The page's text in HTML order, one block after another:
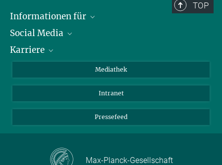
TOP
Informationen für
Journalisten
Schule
Social Media
LinkedIn
YouTube
Karriere
Mediathek
Intranet
Pressefeed
Max-Planck-Gesellschaft